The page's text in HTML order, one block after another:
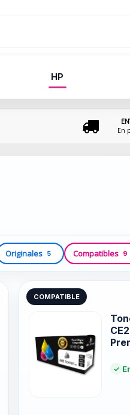
HP
En
Originales 5 Compatibles 9
COMPATIBLE